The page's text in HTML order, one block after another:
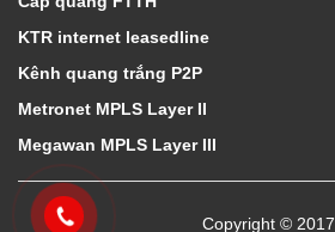
KTR internet leasedline
Kênh quang trắng P2P
Metronet MPLS Layer II
Megawan MPLS Layer III
Copyright © 2017